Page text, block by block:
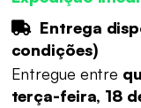
Entrega
condições)
Entregue entre
terça-feira, 18